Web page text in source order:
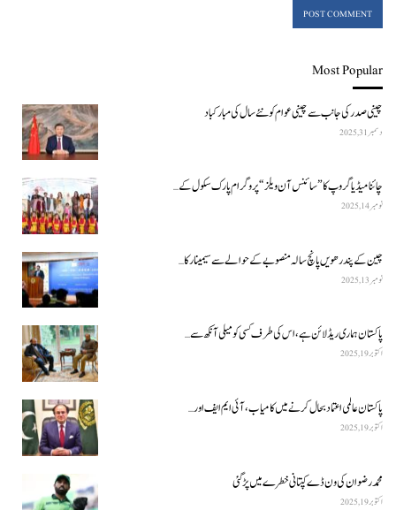
Most Popular
چینی صدر کی جانب سے چینی عوام کو نئے سال کی مبارکباد
دسمبر 31, 2025
چائنا میڈیا گروپ کا ”سائنس آن ویلز“ پروگرام پارک سکول کے…
نومبر 14, 2025
چین کے پندرھویں پانچ سالہ منصوبے کے حوالے سے سیمینار کا…
نومبر 13, 2025
پاکستان ہماری ریڈ لائن ہے، اس کی طرف کسی کو میلی آنکھ سے…
اکتوبر 19, 2025
پاکستان عالمی اعتماد بحال کرنے میں کامیاب، آئی ایم ایف اور…
اکتوبر 19, 2025
محمد رضوان کی ون ڈے کپتانی خطرے میں پڑ گئی
اکتوبر 19, 2025